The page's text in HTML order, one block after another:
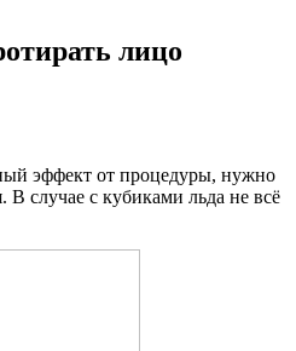
лицо
эффект от процедуры, нужно
В случае с кубиками льда не всё